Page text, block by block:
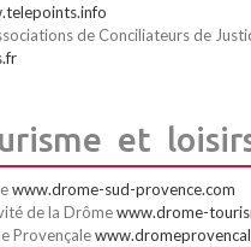
de Conciliateurs de
et
www.drome-sud-provence.com
de la Drômewww.drome-
Provençale